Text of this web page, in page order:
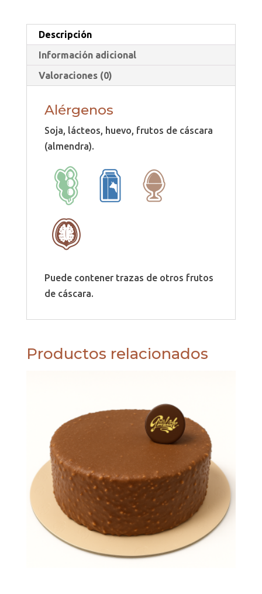
Descripción
Información adicional
Valoraciones (0)
Alérgenos
Soja, lácteos, huevo, frutos de cáscara
(almendra).
Puede contener trazas de otros frutos
de cáscara.
Productos relacionados